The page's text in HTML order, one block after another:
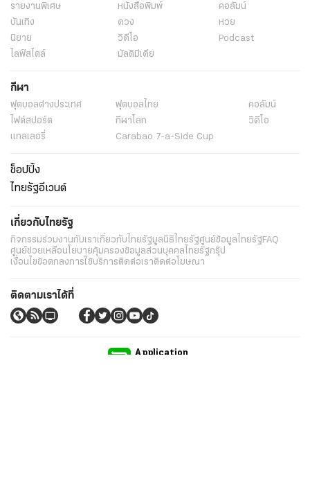
รายงานพิเศษ หนังสือพิมพ์
คอลัมน์
บันเทิง
ดวง
หวย
นิยาย
วิดีโอ
Podcast
ไลฟ์สไตล์
มัลติมีเดีย
กีฬา
ฟุตบอลต่่างประเทศ ฟุตบอลไทย
คอลัมน์
ไฟต์สปอร์ต
กีฬาโลก
วิดีโอ
แกลเลอรี่
Carabao 7-a-Side Cup
ช็อปปิ้ง
ไทยรัฐอีเวนต์
เกี่ยวกับไทยรัฐ
กิจกรรมร่วมงานกับเราเกี่ยวกับไทยรัฐมูลนิธิไทยรัฐศูนย์ข้อมูลไทยรัฐ FAQ
ศูนย์ช่วยเหลือนโยบายคุ้มครองข้อมูลส่วนบุคคลไทยรัฐกรุ๊ป
เงื่อนไขข้อตกลงการใช้บริการติดต่อเราติดต่อโฆษณา
ติดตามเราได้ที่
Application